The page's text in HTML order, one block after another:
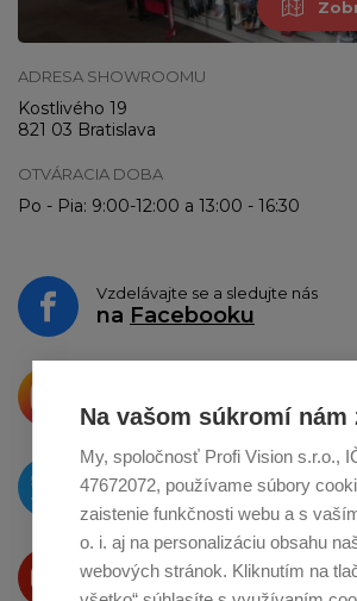
Na vašom súkromí nám
My, spoločnosť Profi Vision s.r.o.,
47672072, používame súbory
zaistenie funkčnosti webu a s
o. i. aj na personalizáciu obsahu
webových stránok. Kliknutím na
ADRESA SHOWROOMU
Kostlivého 19
821 03 Bratislava
OTVÁRACIA DOBA
Po - Pia: 9:00-12:00 a 13:00 - 16:30
Vzdelávajte se a sledujte nás
na Facebooku
o zdieľanie na
O novinkách píšeme
naTwitteri
Produkty Vám predstavujeme
na Youtube